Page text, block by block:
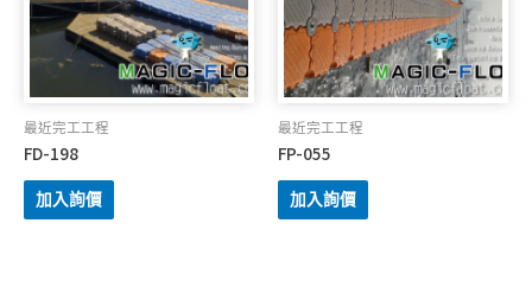
最近完工工程
FD-198
加入詢價
最近完工工程
FP-055
加入詢價